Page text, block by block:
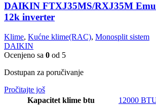
DAIKIN FTXJ35MS/RXJ35M
12k inverter
Klime, Kućne klime(RAC), Monosplit sistem
DAIKIN
Ocenjeno sa 0 od 5
Dostupan za poručivanje
Pročitajte još
Kapacitet klime btu
12000